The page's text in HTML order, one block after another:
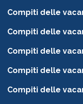
Compiti delle
Compiti delle
Compiti delle
Compiti delle
Compiti delle